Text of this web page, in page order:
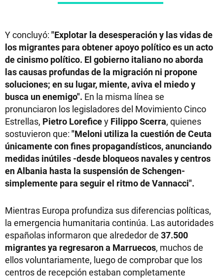
Y concluyó: "Explotar la desesperación y las vidas de
los migrantes para obtener apoyo político es un acto
de cinismo político. El gobierno italiano no aborda
las causas profundas de la migración ni propone
soluciones; en su lugar, miente, aviva el miedo y
busca un enemigo". En la misma línea se
pronunciaron los legisladores del Movimiento Cinco
Estrellas, Pietro Loreficey Filippo Scerra, quienes
sostuvieron que: "Meloni utiliza la cuestión de Ceuta
únicamente con fines propagandísticos, anunciando
medidas inútiles -desde bloqueos navales y centros
en Albania hasta la suspensión de Schengen-
simplemente para seguir el ritmo de Vannacci".
Mientras Europa profundiza sus diferencias políticas,
la emergencia humanitaria continúa. Las autoridades
españolas informaron que alrededor de 37.500
migrantes ya regresaron a Marruecos, muchos de
ellos voluntariamente, luego de comprobar que los
centros de recepción estaban completamente